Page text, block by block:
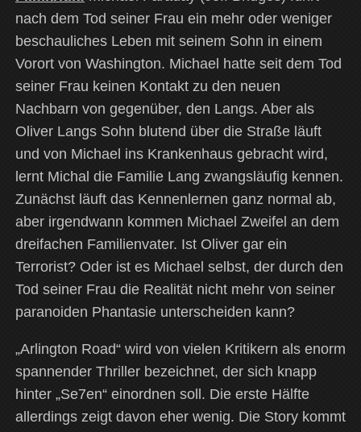
nach dem Tod seiner Frau ein mehr oder weniger
beschauliches Leben mit seinem Sohn in einem
Vorort von Washington. Michael hatte seit dem Tod
seiner Frau keinen Kontakt zu den neuen
Nachbarn von gegenüber, den Langs. Aber als
Oliver Langs Sohn blutend über die Straße läuft
und von Michael ins Krankenhaus gebracht wird,
lernt Michal die Familie Lang zwangsläufig kennen.
Zunächst läuft das Kennenlernen ganz normal ab,
aber irgendwann kommen Michael Zweifel an dem
dreifachen Familienvater. Ist Oliver gar ein
Terrorist? Oder ist es Michael selbst, der durch den
Tod seiner Frau die Realität nicht mehr von seiner
paranoiden Phantasie unterscheiden kann?
„Arlington Road“ wird von vielen Kritikern als enorm
spannender Thriller bezeichnet, der sich knapp
hinter „Se7en“ einordnen soll. Die erste Hälfte
allerdings zeigt davon eher wenig. Die Story kommt